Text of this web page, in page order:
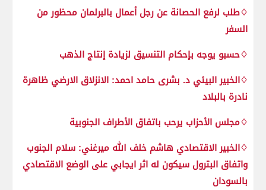
♢طلب لرفع الحصانة عن رجل أعمال بالبرلمان محظور من
السفر
♢حسبو يوجه بإحكام التنسيق لزيادة إنتاج الذهب
♢الخبير البيئي د. بشرى حامد احمد: الانزلاق الارضي ظاهرة
نادرة بالبلاد
♢مجلس الأحزاب يرحب باتفاق الأطراف الجنوبية
♢الخبير الاقتصادي هاشم خلف الله ميرغني: سلام الجنوب
واتفاق البترول سيكون له اثر ايجابي على الوضع الاقتصادي
بالسودان